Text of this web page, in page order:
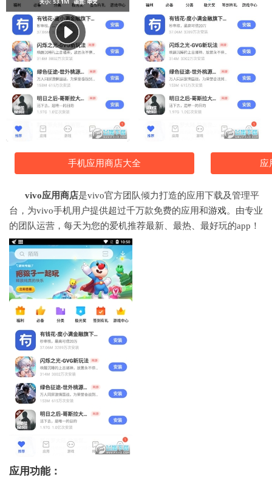
手机应用商店大全 应
vivo应用商店是vivo官方团队倾力打造的应用下载及管理平
台，为vivo手机用户提供超过千万款免费的应用和游戏。由专业
的团队运营，每天为您的爱机推荐最新、最热、最好玩的app！
应用功能：